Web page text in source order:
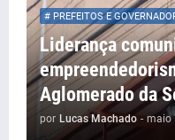
# PREFEITOS E
Liderança
Aglomerado da
por Lucas Machado - maio